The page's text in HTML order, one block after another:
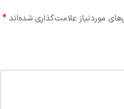
موردنیاز علامت‌گذاری شده‌اند*